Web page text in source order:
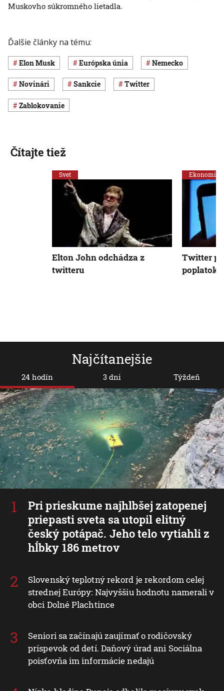
Muskovho súkromného lietadla.
Ďalšie články na tému:
Elon Musk Európska únia Nemecko
novinári sankcie Twitter
zablokovanie
Najčítanejšie
24 hodín
Pri prieskume najhlbšej zatopenej
priepasti sveta sa utopil elitný
český potápač. Jeho telo vytiahli z
hĺbky 186 metrov
Slovenský teplotný rekord je rekordom celej
strednej Európy: Najvyššiu hodnotu namerali v
obci Dolné Plachtince
Seniori sa začínajú zaujímať o rodičovský
príspevok od detí. Daňový úrad ani Sociálna
poisťovňa im informácie nedajú
3 dni Týždeň
Čítajte tiež
Svet
Elton John odchádza z
twitteru
Ekonomika
Twitter
poplatok